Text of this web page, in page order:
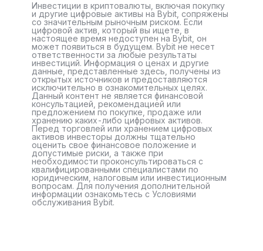
Инвестиции в криптовалюты, включая покупку
и другие цифровые активы на Bybit, сопряжены
со значительным рыночным риском. Если
цифровой актив, который вы ищете, в
настоящее время недоступен на Bybit, он
может появиться в будущем. Bybit не несет
ответственности за любые результаты
инвестиций. Информация о ценах и другие
данные, представленные здесь, получены из
открытых источников и предоставляются
исключительно в ознакомительных целях.
Данный контент не является финансовой
консультацией, рекомендацией или
предложением по покупке, продаже или
хранению каких-либо цифровых активов.
Перед торговлей или хранением цифровых
активов инвесторы должны тщательно
оценить свое финансовое положение и
допустимые риски, а также при
необходимости проконсультироваться с
квалифицированными специалистами по
юридическим, налоговым или инвестиционным
вопросам. Для получения дополнительной
информации ознакомьтесь с Условиями
обслуживания Bybit.